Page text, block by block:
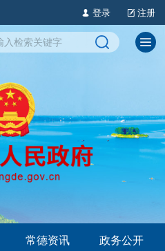
登录 注册
常德资讯
政务公开